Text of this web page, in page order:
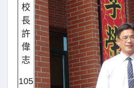
校
長
許
偉
志
105